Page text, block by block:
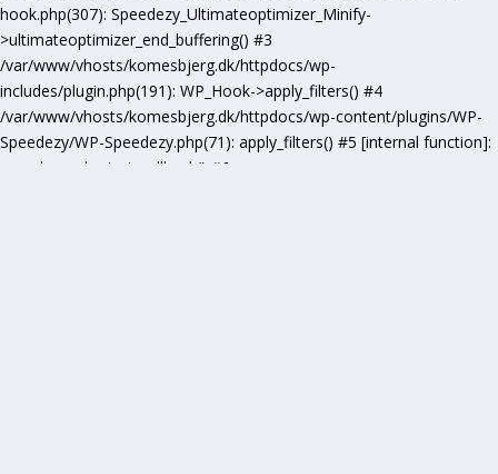
hook.php(307): Speedezy_Ultimateoptimizer_Minify-
>ultimateoptimizer_end_buffering() #3
/var/www/vhosts/komesbjerg.dk/httpdocs/wp-
includes/plugin.php(191): WP_Hook->apply_filters() #4
/var/www/vhosts/komesbjerg.dk/httpdocs/wp-content/plugins/WP-
Speedezy/WP-Speedezy.php(71): apply_filters() #5 [internal function]:
speedezy_ob_start_callback() #6